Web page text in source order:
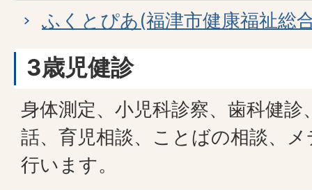
ふくとぴあ(福津市健康福祉総
3歳児健診
身体測定、小児科診察、歯科健診
話、育児相談、ことばの相談、
行います。